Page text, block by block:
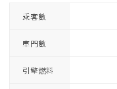
乘客數
車門數
引擎燃料